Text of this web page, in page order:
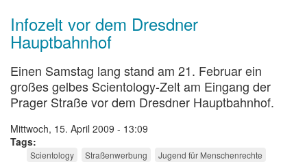
Infozelt vor dem Dresdner
Hauptbahnhof
Einen Samstag lang stand am 21. Februar ein
großes gelbes Scientology-Zelt am Eingang der
Prager Straße vor dem Dresdner Hauptbahnhof.
Mittwoch, 15. April 2009 - 13:09
Tags
Scientology Straßenwerbung Jugend für Menschenrechte